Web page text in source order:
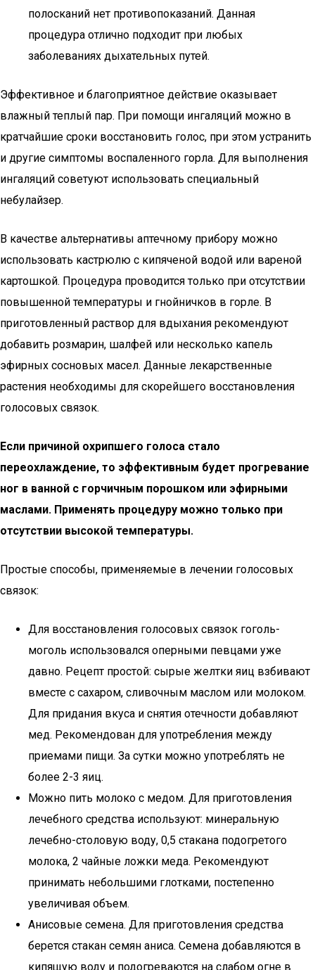
полосканий нет противопоказаний. Данная
процедура отлично подходит при любых
заболеваниях дыхательных путей.
Эффективное и благоприятное действие оказывает
влажный теплый пар. При помощи ингаляций можно в
кратчайшие сроки восстановить голос, при этом устранить
и другие симптомы воспаленного горла. Для выполнения
ингаляций советуют использовать специальный
небулайзер.
В качестве альтернативы аптечному прибору можно
использовать кастрюлю с кипяченой водой или вареной
картошкой. Процедура проводится только при отсутствии
повышенной температуры и гнойничков в горле. В
приготовленный раствор для вдыхания рекомендуют
добавить розмарин, шалфей или несколько капель
эфирных сосновых масел. Данные лекарственные
растения необходимы для скорейшего восстановления
голосовых связок.
Если причиной охрипшего голоса стало
переохлаждение, то эффективным будет прогревание
ног в ванной с горчичным порошком или эфирными
маслами. Применять процедуру можно только при
отсутствии высокой температуры.
Простые способы, применяемые в лечении голосовых
связок:
Для восстановления голосовых связок гоголь-
моголь использовался оперными певцами уже
давно. Рецепт простой: сырые желтки яиц взбивают
вместе с сахаром, сливочным маслом или молоком.
Для придания вкуса и снятия отечности добавляют
мед. Рекомендован для употребления между
приемами пищи. За сутки можно употреблять не
более 2-3 яиц.
Можно пить молоко с медом. Для приготовления
лечебного средства используют: минеральную
лечебно-столовую воду, 0,5 стакана подогретого
молока, 2 чайные ложки меда. Рекомендуют
принимать небольшими глотками, постепенно
увеличивая объем.
Анисовые семена. Для приготовления средства
берется стакан семян аниса. Семена добавляются в
кипящую воду и подогреваются на слабом огне в